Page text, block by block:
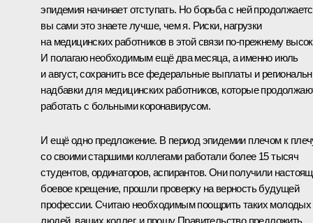
эпидемия начинает отступать. Но борьба с ней
вы сами это знаете лучше, чем я. Риски, нагрузки
на медицинских работников в этой связи по-прежнему
И полагаю необходимым ещё два месяца, а именно июль
и август, сохранить все федеральные выплаты и
надбавки для медицинских работников, которые
работать с больными коронавирусом.
И ещё одно предложение. В период эпидемии плечом к
со своими старшими коллегами работали более 15 тысяч
студентов, ординаторов, аспирантов. Они получили
боевое крещение, прошли проверку на верность будущей
профессии. Считаю необходимым поощрить таких молодых
людей, ваших коллег, и прошу Правительство предложить